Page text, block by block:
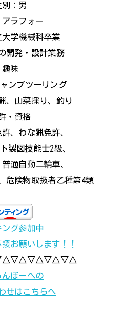
別：男
アラフォー
学機械科卒業
開発・設計業務
趣味
ンプツーリング
、山菜採り、釣り
・資格
、わな猟免許、
製図技能士2級、
通自動二輪車、
危険物取扱者乙種第4類
ング参加中
お願いします！！
んぼーへの
せはこちらへ